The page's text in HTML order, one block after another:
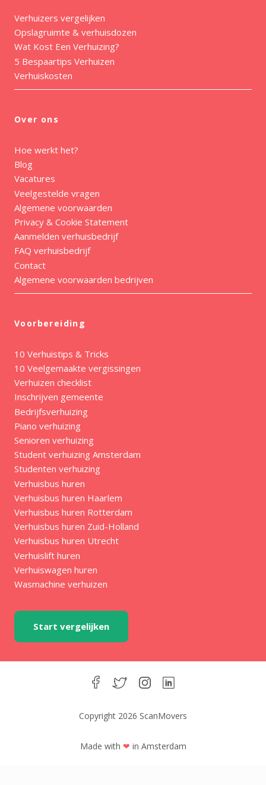
Verhuizers vergelijken
Opslagruimte & verhuisdozen
Wat Kost Een Verhuizing?
5 Bespaartips Verhuizen
Verhuiskosten
Over ons
Hoe werkt het?
Blog
Vacatures
Veelgestelde vragen
Algemene voorwaarden
Privacy & Cookie Statement
Aanmelden verhuisbedrijf
FAQ verhuisbedrijf
Contact
Algemene voorwaarden bedrijven
Voorbereiding
10 Verhuistips & Tricks
10 Veelgemaakte vergissingen
Verhuizen checklist
Inschrijven gemeente
Bedrijfsverhuizing
Piano verhuizing
Senioren verhuizing
Student verhuizing Amsterdam
Studenten verhuizing
Verhuisbus huren
Verhuisbus huren Haarlem
Verhuisbus huren Rotterdam
Verhuisbus huren Zuid-Holland
Verhuisbus huren Utrecht
Verhuislift huren
Verhuiswagen huren
Wasmachine verhuizen
Start vergelijken
Copyright 2026 ScanMovers
Made with ❤ in Amsterdam